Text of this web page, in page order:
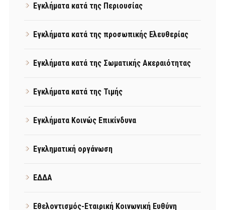
Εγκλήματα κατά της Περιουσίας
Εγκλήματα κατά της προσωπικής Ελευθερίας
Εγκλήματα κατά της Σωματικής Ακεραιότητας
Εγκλήματα κατά της Τιμής
Εγκλήματα Κοινώς Επικίνδυνα
Εγκληματική οργάνωση
ΕΔΔΑ
Εθελοντισμός-Εταιρική Κοινωνική Ευθύνη